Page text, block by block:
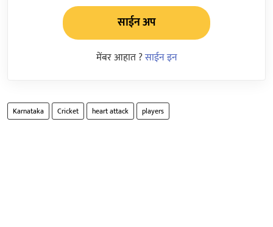
साईन अप
मेंबर आहात ?साईन इन
Karnataka Cricket heart attack players